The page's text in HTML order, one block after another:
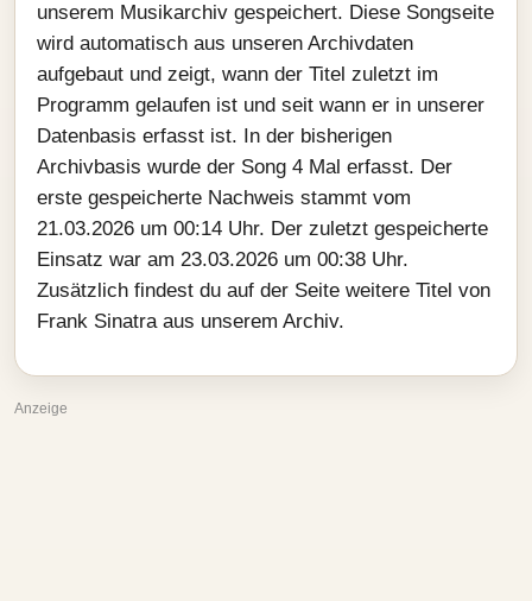
unserem Musikarchiv gespeichert. Diese Songseite
wird automatisch aus unseren Archivdaten
aufgebaut und zeigt, wann der Titel zuletzt im
Programm gelaufen ist und seit wann er in unserer
Datenbasis erfasst ist. In der bisherigen
Archivbasis wurde der Song 4 Mal erfasst. Der
erste gespeicherte Nachweis stammt vom
21.03.2026 um 00:14 Uhr. Der zuletzt gespeicherte
Einsatz war am 23.03.2026 um 00:38 Uhr.
Zusätzlich findest du auf der Seite weitere Titel von
Frank Sinatra aus unserem Archiv.
Anzeige